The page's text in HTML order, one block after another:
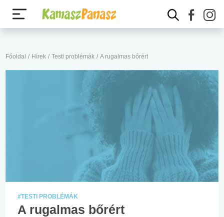
Főoldal / Hírek / Testi problémák / A rugalmas bőrért
#TESTI PROBLÉMÁK
A rugalmas bőrért